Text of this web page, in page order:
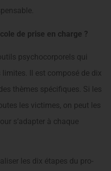
de prise en charge ?
psychocorporels qui
Il est composé de dix
thèmes spécifiques. Si les
les victimes, on peut les
s’adapter à chaque
les dix étapes du pro­